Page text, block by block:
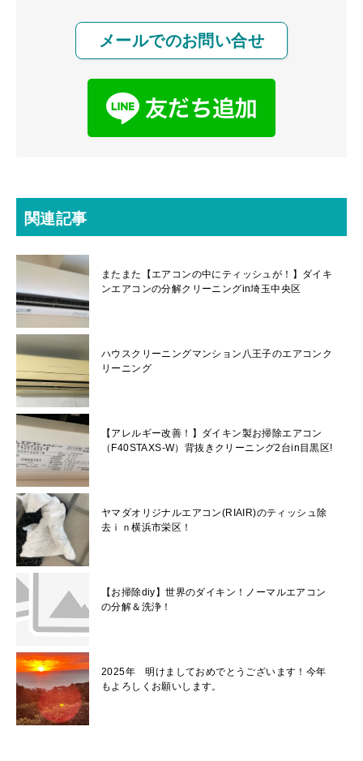
メールでのお問い合せ
関連記事
またまた【エアコンの中にティッシュが！】ダイキ
ンエアコンの分解クリーニングin埼玉中央区
ハウスクリーニングマンション八王子のエアコンク
リーニング
【アレルギー改善！】ダイキン製お掃除エアコン
（F40STAXS-W）背抜きクリーニング2台in目黒区!
ヤマダオリジナルエアコン(RIAIR)のティッシュ除
去ｉｎ横浜市栄区！
【お掃除diy】世界のダイキン！ノーマルエアコン
の分解＆洗浄！
2025年 明けましておめでとうございます！今年
もよろしくお願いします。